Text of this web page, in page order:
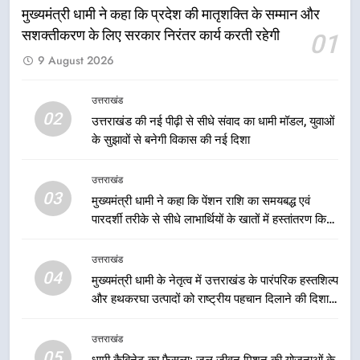
मुख्यमंत्री धामी ने कहा कि प्रदेश की मातृशक्ति के सम्मान और
सशक्तीकरण के लिए सरकार निरंतर कार्य करती रहेगी
01
9 August 2026
02
उत्तराखंड
उत्तराखंड की नई पीढ़ी से सीधे संवाद का धामी मॉडल, युवाओं
के सुझावों से बनेगी विकास की नई दिशा
03
उत्तराखंड
मुख्यमंत्री धामी ने कहा कि पेंशन राशि का समयबद्ध एवं
पारदर्शी तरीके से सीधे लाभार्थियों के खातों में हस्तांतरण किया
लाभ मिल रहा है
04
उत्तराखंड
मुख्यमंत्री धामी के नेतृत्व में उत्तराखंड के पारंपरिक हस्तशिल्प
और हथकरघा उत्पादों को राष्ट्रीय पहचान दिलाने की दिशा में
उत्तराखंड
उत्तराखंड
धामी मॉडल, युवाओं के सुझावों से बनेगी
विकास की नई दिशा
उत्तराखंड
3
मुख्यमंत्री धामी ने कहा कि पेंशन राशि का
समयबद्ध एवं पारदर्शी तरीके से सीधे
योजनाओं का सीधे लाभ मिल रहा है